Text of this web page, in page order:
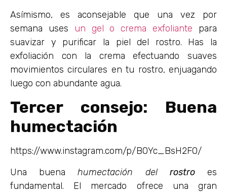
Asímismo, es aconsejable que una vez por
semana uses un gel o crema exfoliante para
suavizar y purificar la piel del rostro. Has la
exfoliación con la crema efectuando suaves
movimientos circulares en tu rostro, enjuagando
luego con abundante agua.
Tercer consejo: Buena
humectación
https://www.instagram.com/p/B0Yc_BsH2F0/
Una buena humectación del rostroes
fundamental. El mercado ofrece una gran